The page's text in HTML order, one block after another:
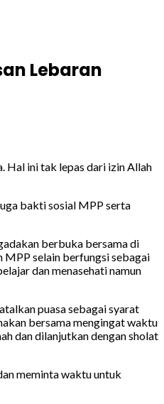
Lebaran
Hal ini tak lepas dari izin Allah
bakti sosial MPP serta
berbuka bersama di
MPP selain berfungsi sebagai
dan menasehati namun
puasa sebagai syarat
bersama mengingat waktu
dan dilanjutkan dengan sholat
meminta waktu untuk